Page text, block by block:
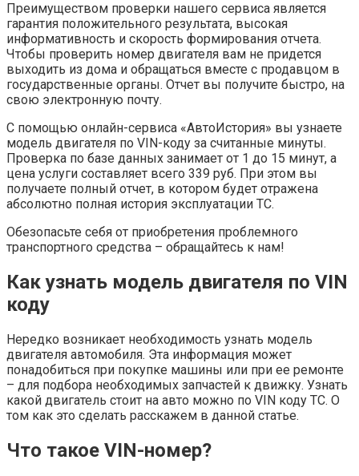
Преимуществом проверки нашего сервиса является
гарантия положительного результата, высокая
информативность и скорость формирования отчета.
Чтобы проверить номер двигателя вам не придется
выходить из дома и обращаться вместе с продавцом в
государственные органы. Отчет вы получите быстро, на
свою электронную почту.
С помощью онлайн-сервиса «АвтоИстория» вы узнаете
модель двигателя по VIN-коду за считанные минуты.
Проверка по базе данных занимает от 1 до 15 минут, а
цена услуги составляет всего 339 руб. При этом вы
получаете полный отчет, в котором будет отражена
абсолютно полная история эксплуатации ТС.
Обезопасьте себя от приобретения проблемного
транспортного средства – обращайтесь к нам!
Как узнать модель двигателя по VIN
коду
Нередко возникает необходимость узнать модель
двигателя автомобиля. Эта информация может
понадобиться при покупке машины или при ее ремонте
– для подбора необходимых запчастей к движку. Узнать
какой двигатель стоит на авто можно по VIN коду ТС. О
том как это сделать расскажем в данной статье.
Что такое VIN-номер?